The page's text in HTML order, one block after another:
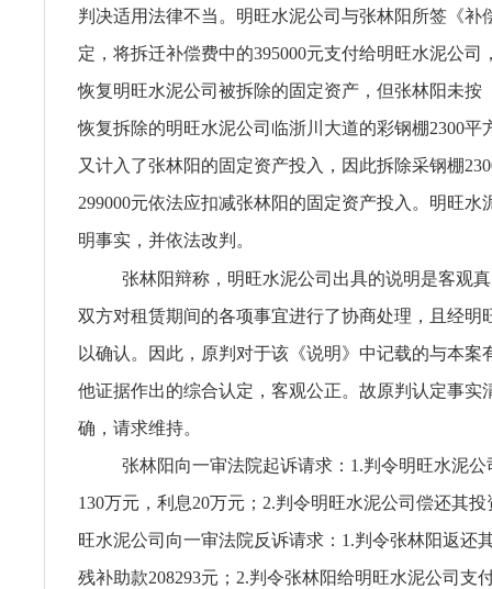
判决适用法律不当。明旺水泥公司与张林阳所签《补
定，将拆迁补偿费中的395000元支付给明旺水泥公司
恢复明旺水泥公司被拆除的固定资产，但张林阳未按
恢复拆除的明旺水泥公司临浙川大道的彩钢棚2300平
又计入了张林阳的固定资产投入，因此拆除采钢棚
299000元依法应扣减张林阳的固定资产投入。明旺水
明事实，并依法改判。
张林阳辩称，明旺水泥公司出具的说明是客观
双方对租赁期间的各项事宜进行了协商处理，且经明
以确认。因此，原判对于该《说明》中记载的与本案
他证据作出的综合认定，客观公正。故原判认定事实
确，请求维持。
张林阳向一审法院起诉请求：1.判令明旺水泥
130万元，利息20万元；2.判令明旺水泥公司偿还其
旺水泥公司向一审法院反诉请求：1.判令张林阳返还
残补助款208293元；2.判令张林阳给明旺水泥公司支